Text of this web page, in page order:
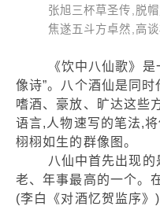
张旭三杯草圣传,脱帽露
焦遂五斗方卓然,高谈
《饮中八仙歌》是一
像诗”。八个酒仙是同
嗜酒、豪放、旷达这些
语言,人物速写的笔法,
栩栩如生的群像图。
八仙中首先出现的
老、年事最高的一个。
(李白《对酒忆贺监序